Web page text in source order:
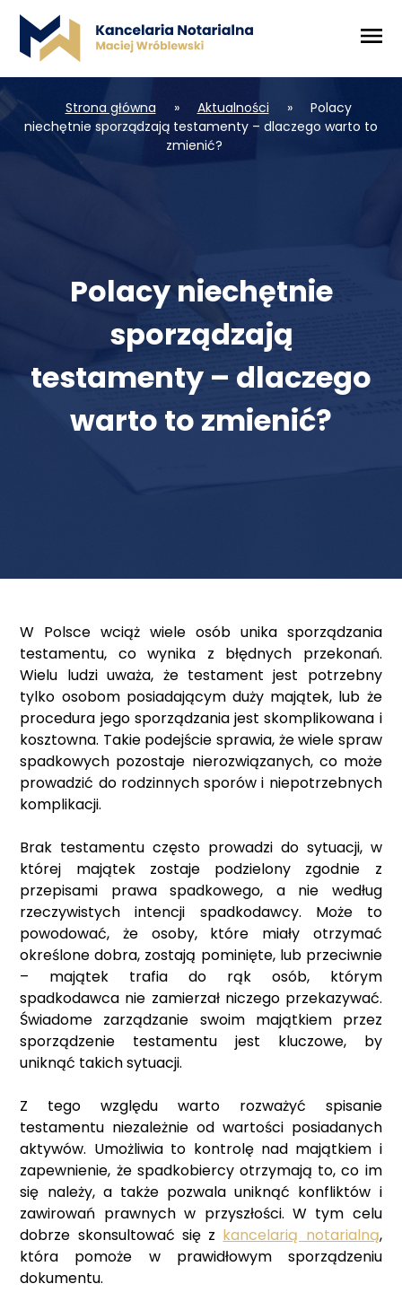
Strona główna » Aktualności »
Polacy
niechętnie sporządzają testamenty – dlaczego warto to
zmienić?
Polacy niechętnie
sporządzają
testamenty – dlaczego
warto to zmienić?
W Polsce wciąż wiele osób unika sporządzania
testamentu, co wynika z błędnych przekonań.
Wielu ludzi uważa, że testament jest potrzebny
tylko osobom posiadającym duży majątek, lub że
procedura jego sporządzania jest skomplikowana i
kosztowna. Takie podejście sprawia, że wiele spraw
spadkowych pozostaje nierozwiązanych, co może
prowadzić do rodzinnych sporów i niepotrzebnych
komplikacji.
Brak testamentu często prowadzi do sytuacji, w
której majątek zostaje podzielony zgodnie z
przepisami prawa spadkowego, a nie według
rzeczywistych intencji spadkodawcy. Może to
powodować, że osoby, które miały otrzymać
określone dobra, zostają pominięte, lub przeciwnie
– majątek trafia do rąk osób, którym
spadkodawca nie zamierzał niczego przekazywać.
Świadome zarządzanie swoim majątkiem przez
sporządzenie testamentu jest kluczowe, by
uniknąć takich sytuacji.
Z tego względu warto rozważyć spisanie
testamentu niezależnie od wartości posiadanych
aktywów. Umożliwia to kontrolę nad majątkiem i
zapewnienie, że spadkobiercy otrzymają to, co im
się należy, a także pozwala uniknąć konfliktów i
zawirowań prawnych w przyszłości. W tym celu
dobrze skonsultować się z kancelarią notarialną,
która pomoże w prawidłowym sporządzeniu
dokumentu.